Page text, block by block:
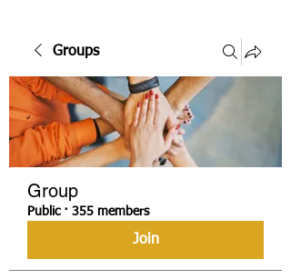
Groups
Group
Public · 355 members
Join